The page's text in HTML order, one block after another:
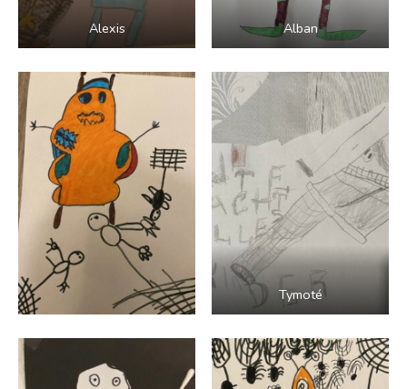
Alexis Alban
Tymoté